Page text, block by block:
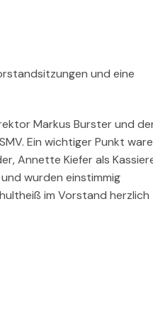
und eine
Markus Burster und
Ein wichtiger Punkt
Annette Kiefer als
wurden einstimmig
im Vorstand herzlich